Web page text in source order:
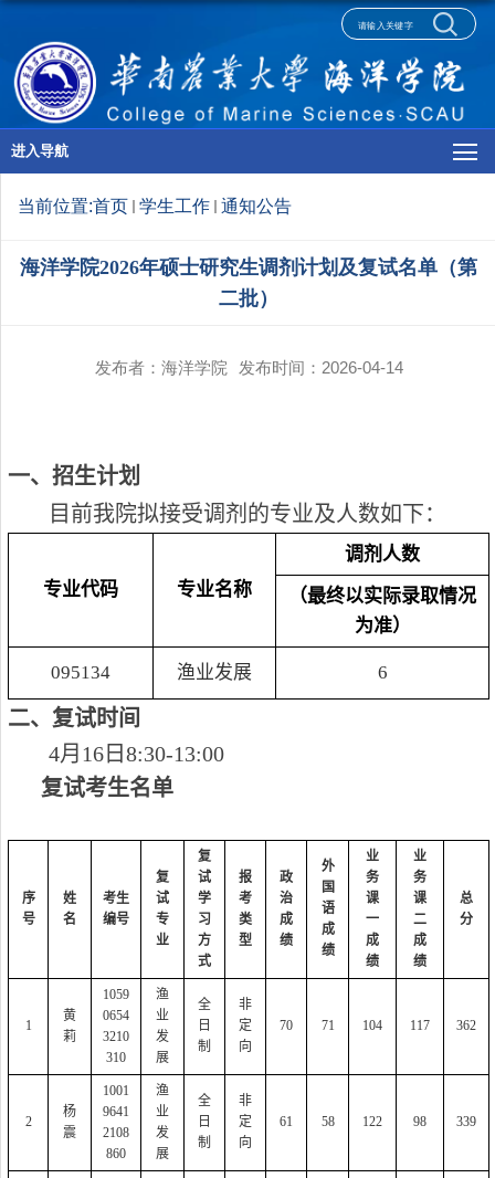
进入导航
当前位置:首页 学生工作 通知公告
海洋学院2026年硕士研究生调剂计划及复试名单（第
二批）
发布者：海洋学院 发布时间：2026-04-14
一、 招生计划
目前我院拟接受调剂的专业及人数如下：
专业代码 专业名称
调剂人数
（最终以实际录取情况
为准）
095134 渔业发展 6
二、复试时间
4月 16 日8:30-13:00
复试考生名单
序
号
姓
名
考生
编号
复
试
专
业
复
试
学
习
方
式
报
考
类
型
政
治
成
绩
外
国
语
成
绩
业
务
课
一
成
绩
业
务
课
二
成
绩
总
分
1
黄
莉
1059
0654
3210
310
渔
业
发
展
全
日
制
非
定
向
70 71 104 117 362
2
杨
震
1001
9641
2108
860
渔
业
发
展
全
日
制
非
定
向
61 58 122 98 339